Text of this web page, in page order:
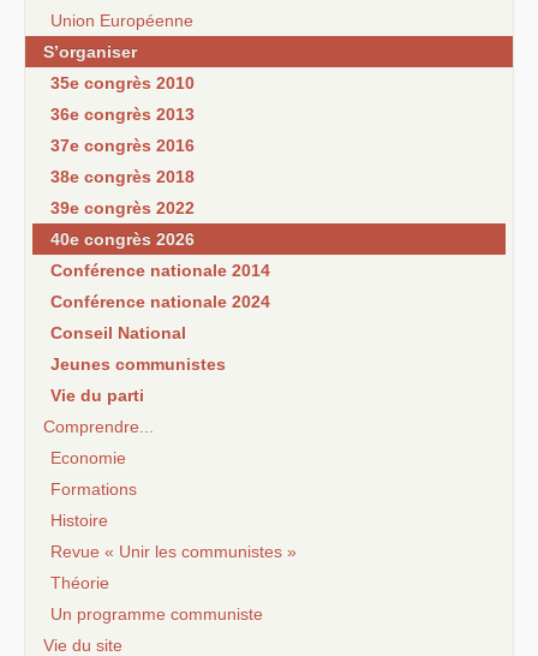
Union Européenne
S’organiser
35e congrès 2010
36e congrès 2013
37e congrès 2016
38e congrès 2018
39e congrès 2022
40e congrès 2026
Conférence nationale 2014
Conférence nationale 2024
Conseil National
Jeunes communistes
Vie du parti
Comprendre...
Economie
Formations
Histoire
Revue « Unir les communistes »
Théorie
Un programme communiste
Vie du site